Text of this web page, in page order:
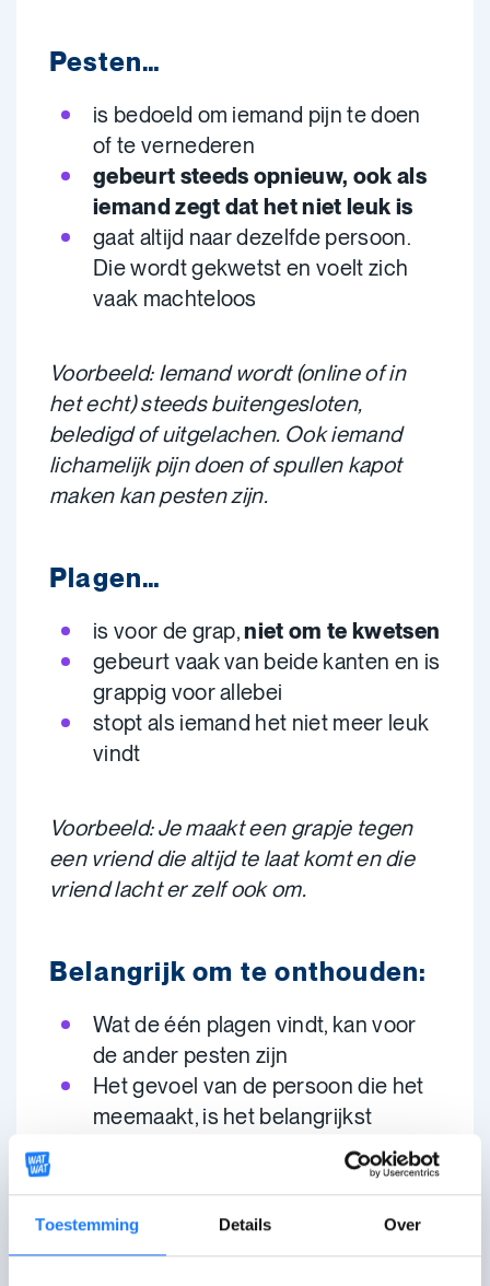
Toestemming Details Over
Pesten…
is bedoeld om iemand pijn te doen
of te vernederen
gebeurt steeds opnieuw, ook als
iemand zegt dat het niet leuk is
gaat altijd naar dezelfde persoon.
Die wordt gekwetst en voelt zich
vaak machteloos
Voorbeeld: Iemand wordt (online of in
het echt) steeds buitengesloten,
beledigd of uitgelachen. Ook iemand
lichamelijk pijn doen of spullen kapot
maken kan pesten zijn.
Plagen…
is voor de grap,niet om te kwetsen
gebeurt vaak van beide kanten en is
grappig voor allebei
stopt als iemand het niet meer leuk
vindt
Voorbeeld: Je maakt een grapje tegen
een vriend die altijd te laat komt en die
vriend lacht er zelf ook om.
Belangrijk om te onthouden:
Wat de één plagen vindt, kan voor
de ander pesten zijn
Het gevoel van de persoon die het
meemaakt, is het belangrijkst
Als iemand zegt dat het niet leuk is,
moet je dat serieus nemen
dus het is goed om het verschil te